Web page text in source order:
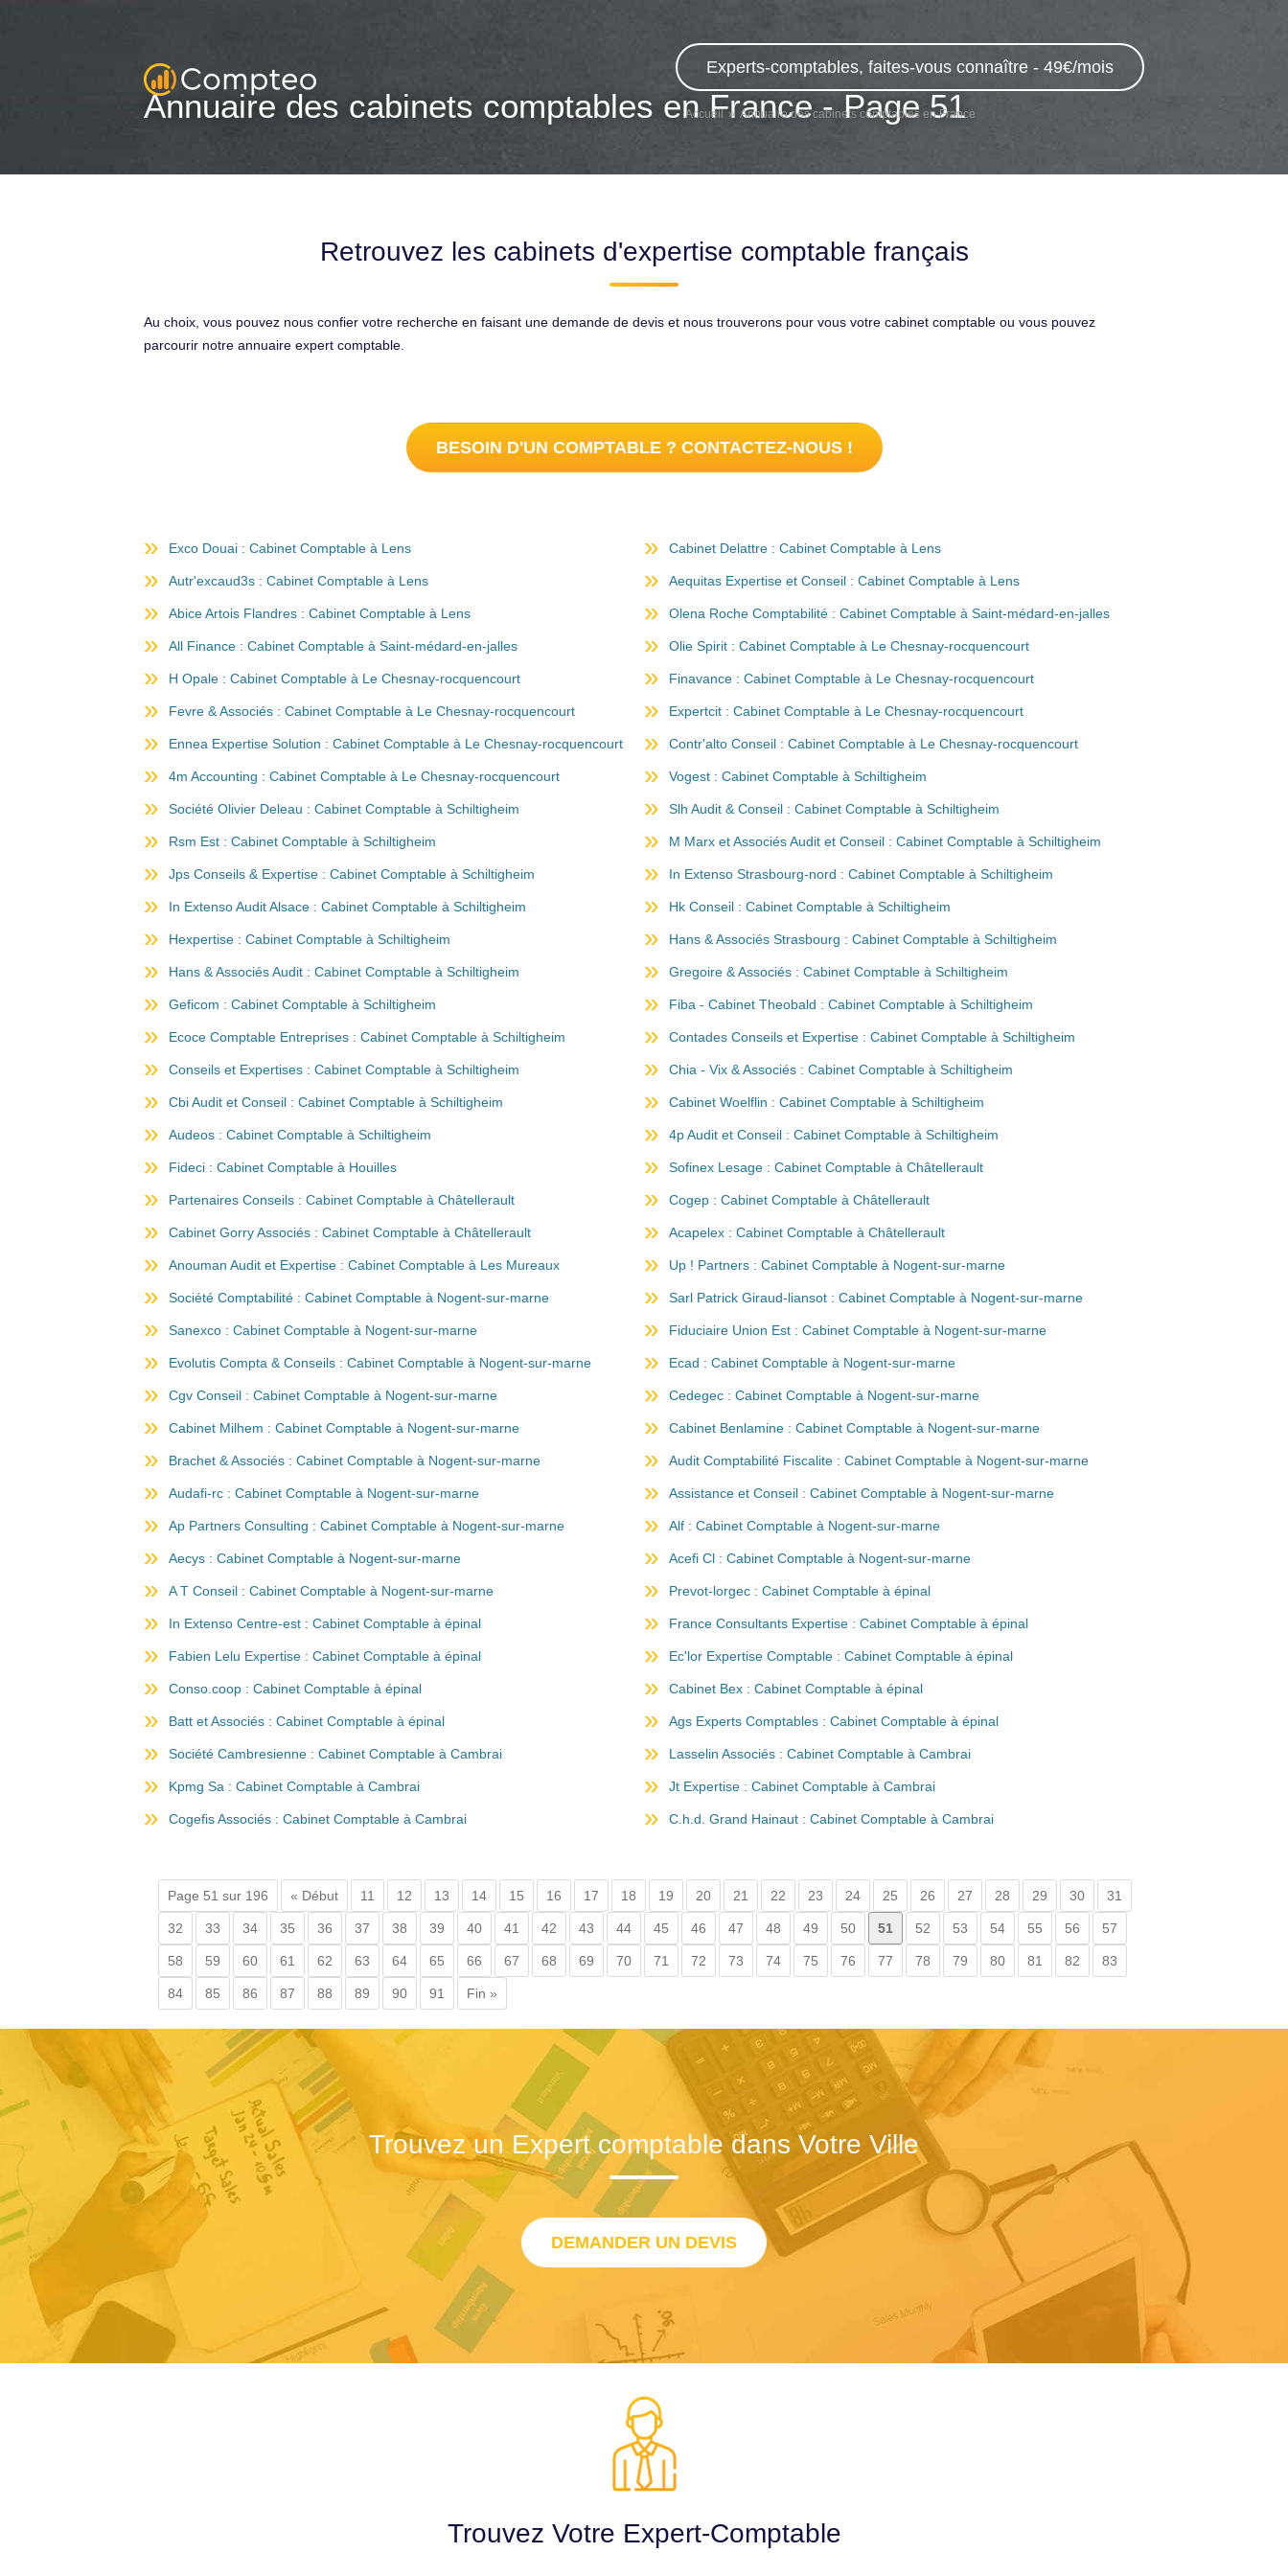
Experts-comptables, faites-vous connaître - 49€/mois
Accueil Annuaire des cabinets comptables en France
Annuaire des cabinets comptables en France - Page 51
Retrouvez les cabinets d'expertise comptable français
Au choix, vous pouvez nous confier votre recherche en faisant une demande de devis et nous trouverons pour vous votre cabinet comptable ou vous pouvez
parcourir notre annuaire expert comptable.
BESOIN D'UN COMPTABLE ? CONTACTEZ-NOUS !
Exco Douai : Cabinet Comptable à Lens Cabinet Delattre : Cabinet Comptable à Lens
Autr'excaud3s : Cabinet Comptable à Lens Aequitas Expertise et Conseil : Cabinet Comptable à Lens
Abice Artois Flandres : Cabinet Comptable à Lens Olena Roche Comptabilité : Cabinet Comptable à Saint-médard-en-jalles
All Finance : Cabinet Comptable à Saint-médard-en-jalles Olie Spirit : Cabinet Comptable à Le Chesnay-rocquencourt
H Opale : Cabinet Comptable à Le Chesnay-rocquencourt Finavance : Cabinet Comptable à Le Chesnay-rocquencourt
Fevre & Associés : Cabinet Comptable à Le Chesnay-rocquencourt Expertcit : Cabinet Comptable à Le Chesnay-rocquencourt
Ennea Expertise Solution : Cabinet Comptable à Le Chesnay-rocquencourt Contr'alto Conseil : Cabinet Comptable à Le Chesnay-rocquencourt
4m Accounting : Cabinet Comptable à Le Chesnay-rocquencourt Vogest : Cabinet Comptable à Schiltigheim
Société Olivier Deleau : Cabinet Comptable à Schiltigheim Slh Audit & Conseil : Cabinet Comptable à Schiltigheim
Rsm Est : Cabinet Comptable à Schiltigheim M Marx et Associés Audit et Conseil : Cabinet Comptable à Schiltigheim
Jps Conseils & Expertise : Cabinet Comptable à Schiltigheim In Extenso Strasbourg-nord : Cabinet Comptable à Schiltigheim
In Extenso Audit Alsace : Cabinet Comptable à Schiltigheim Hk Conseil : Cabinet Comptable à Schiltigheim
Hexpertise : Cabinet Comptable à Schiltigheim Hans & Associés Strasbourg : Cabinet Comptable à Schiltigheim
Hans & Associés Audit : Cabinet Comptable à Schiltigheim Gregoire & Associés : Cabinet Comptable à Schiltigheim
Geficom : Cabinet Comptable à Schiltigheim Fiba - Cabinet Theobald : Cabinet Comptable à Schiltigheim
Ecoce Comptable Entreprises : Cabinet Comptable à Schiltigheim Contades Conseils et Expertise : Cabinet Comptable à Schiltigheim
Conseils et Expertises : Cabinet Comptable à Schiltigheim Chia - Vix & Associés : Cabinet Comptable à Schiltigheim
Cbi Audit et Conseil : Cabinet Comptable à Schiltigheim Cabinet Woelflin : Cabinet Comptable à Schiltigheim
Audeos : Cabinet Comptable à Schiltigheim 4p Audit et Conseil : Cabinet Comptable à Schiltigheim
Fideci : Cabinet Comptable à Houilles Sofinex Lesage : Cabinet Comptable à Châtellerault
Partenaires Conseils : Cabinet Comptable à Châtellerault Cogep : Cabinet Comptable à Châtellerault
Cabinet Gorry Associés : Cabinet Comptable à Châtellerault Acapelex : Cabinet Comptable à Châtellerault
Anouman Audit et Expertise : Cabinet Comptable à Les Mureaux Up ! Partners : Cabinet Comptable à Nogent-sur-marne
Société Comptabilité : Cabinet Comptable à Nogent-sur-marne Sarl Patrick Giraud-liansot : Cabinet Comptable à Nogent-sur-marne
Sanexco : Cabinet Comptable à Nogent-sur-marne Fiduciaire Union Est : Cabinet Comptable à Nogent-sur-marne
Evolutis Compta & Conseils : Cabinet Comptable à Nogent-sur-marne Ecad : Cabinet Comptable à Nogent-sur-marne
Cgv Conseil : Cabinet Comptable à Nogent-sur-marne Cedegec : Cabinet Comptable à Nogent-sur-marne
Cabinet Milhem : Cabinet Comptable à Nogent-sur-marne Cabinet Benlamine : Cabinet Comptable à Nogent-sur-marne
Brachet & Associés : Cabinet Comptable à Nogent-sur-marne Audit Comptabilité Fiscalite : Cabinet Comptable à Nogent-sur-marne
Audafi-rc : Cabinet Comptable à Nogent-sur-marne Assistance et Conseil : Cabinet Comptable à Nogent-sur-marne
Ap Partners Consulting : Cabinet Comptable à Nogent-sur-marne Alf : Cabinet Comptable à Nogent-sur-marne
Aecys : Cabinet Comptable à Nogent-sur-marne Acefi Cl : Cabinet Comptable à Nogent-sur-marne
A T Conseil : Cabinet Comptable à Nogent-sur-marne Prevot-lorgec : Cabinet Comptable à épinal
In Extenso Centre-est : Cabinet Comptable à épinal France Consultants Expertise : Cabinet Comptable à épinal
Fabien Lelu Expertise : Cabinet Comptable à épinal Ec'lor Expertise Comptable : Cabinet Comptable à épinal
Conso.coop : Cabinet Comptable à épinal Cabinet Bex : Cabinet Comptable à épinal
Batt et Associés : Cabinet Comptable à épinal Ags Experts Comptables : Cabinet Comptable à épinal
Société Cambresienne : Cabinet Comptable à Cambrai Lasselin Associés : Cabinet Comptable à Cambrai
Kpmg Sa : Cabinet Comptable à Cambrai Jt Expertise : Cabinet Comptable à Cambrai
Cogefis Associés : Cabinet Comptable à Cambrai C.h.d. Grand Hainaut : Cabinet Comptable à Cambrai
Page 51 sur 196 « Début 11 12 13 14 15 16 17 18 19 20 21 22 23 24 25 26 27 28 29 30 31
32 33 34 35 36 37 38 39 40 41 42 43 44 45 46 47 48 49 50 51 52 53 54 55 56 57
58 59 60 61 62 63 64 65 66 67 68 69 70 71 72 73 74 75 76 77 78 79 80 81 82 83
84 85 86 87 88 89 90 91 Fin »
Trouvez un Expert comptable dans Votre Ville
DEMANDER UN DEVIS
Trouvez Votre Expert-Comptable